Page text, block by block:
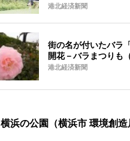
港北経済新聞
街の名が付いたバラ
開花－バラまつりも
港北経済新聞
横浜の公園（横浜市 環境創造